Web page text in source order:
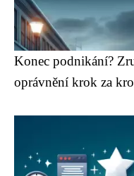
Konec podnikání?
oprávnění krok za